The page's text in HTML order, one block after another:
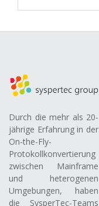
Durch die mehr als 20-
jährige Erfahrung in der
On-the-Fly-
Protokollkonvertierung
zwischen Mainframe
und heterogenen
Umgebungen, haben
die SysperTec-Teams